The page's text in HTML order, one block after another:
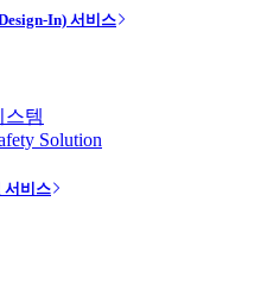
In) 서비스
스템
Solution
서비스